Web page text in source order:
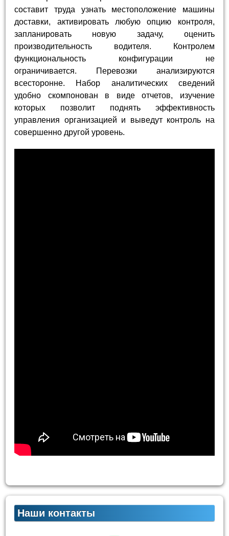
составит труда узнать местоположение машины
доставки, активировать любую опцию контроля,
запланировать новую задачу, оценить
производительность водителя. Контролем
функциональность конфигурации не
ограничивается. Перевозки анализируются
всесторонне. Набор аналитических сведений
удобно скомпонован в виде отчетов, изучение
которых позволит поднять эффективность
управления организацией и выведут контроль на
совершенно другой уровень.
Наши контакты